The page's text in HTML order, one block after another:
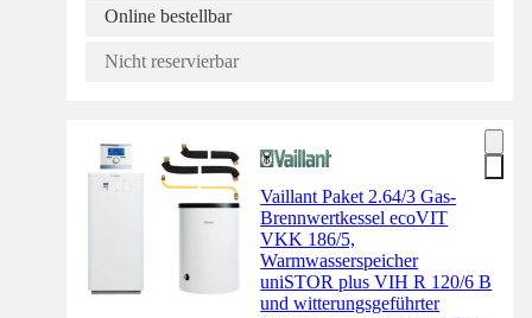
Online bestellbar
Nicht reservierbar
Vaillant Paket 2.64/3 Gas-
Brennwertkessel ecoVIT
VKK 186/5,
Warmwasserspeicher
uniSTOR plus VIH R 120/6 B
und witterungsgeführter